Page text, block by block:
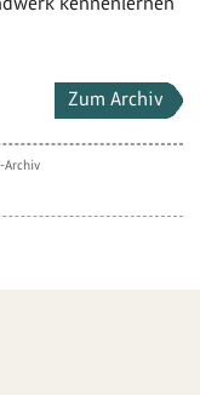
Zum Archiv
Archiv